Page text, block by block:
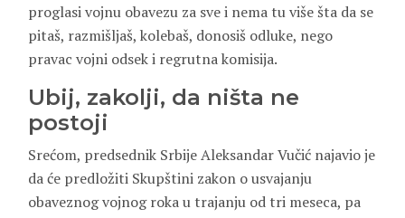
proglasi vojnu obavezu za sve i nema tu više šta da se
pitaš, razmišljaš, kolebaš, donosiš odluke, nego
pravac vojni odsek i regrutna komisija.
Ubij, zakolji, da ništa ne
postoji
Srećom, predsednik Srbije Aleksandar Vučić najavio je
da će predložiti Skupštini zakon o usvajanju
obaveznog vojnog roka u trajanju od tri meseca, pa